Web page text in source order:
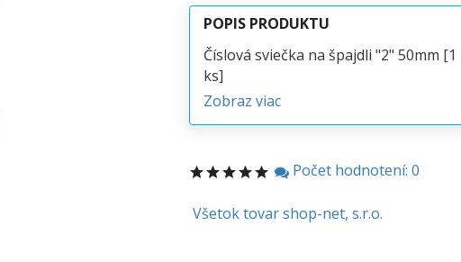
POPIS PRODUKTU
Číslová sviečka na špajdli "2" 50mm [1
ks]
Zobraz viac
Počet hodnotení: 0
Všetok tovar shop-net, s.r.o.